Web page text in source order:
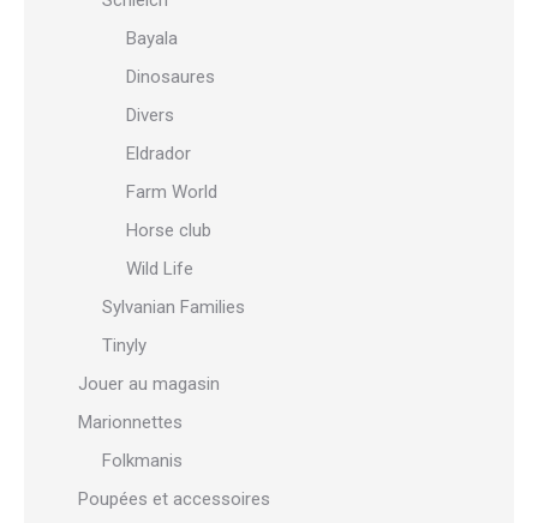
Bayala
Dinosaures
Divers
Eldrador
Farm World
Horse club
Wild Life
Sylvanian Families
Tinyly
Jouer au magasin
Marionnettes
Folkmanis
Poupées et accessoires